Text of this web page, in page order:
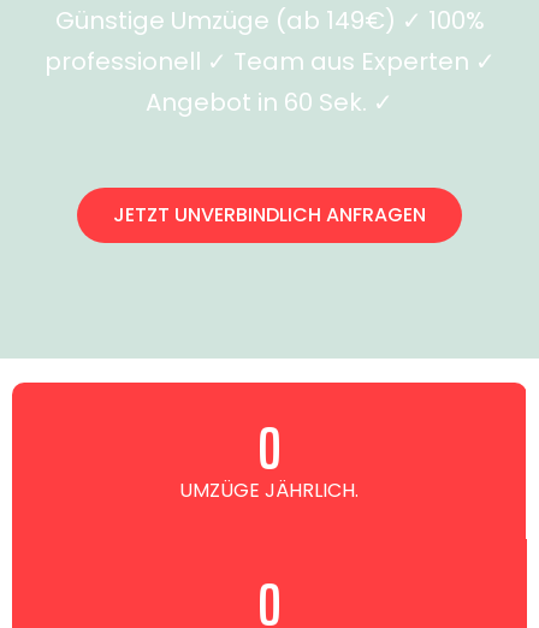
Günstige Umzüge (ab 149€) ✓ 100%
professionell ✓ Team aus Experten ✓
Angebot in 60 Sek. ✓
JETZT UNVERBINDLICH ANFRAGEN
UMZÜGE JÄHRLICH.
0
0